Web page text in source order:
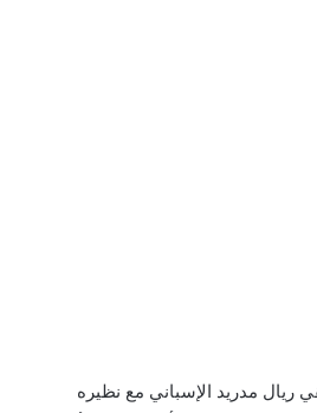
ريال مدريد الإسباني مع نظيره